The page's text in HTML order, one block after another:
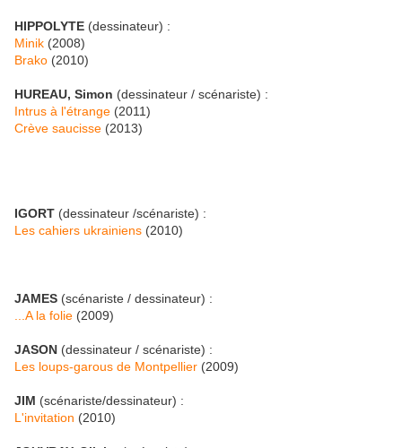
HIPPOLYTE (dessinateur) :
Minik (2008)
Brako (2010)
HUREAU, Simon (dessinateur / scénariste) :
Intrus à l'étrange (2011)
Crève saucisse (2013)
IGORT (dessinateur /scénariste) :
Les cahiers ukrainiens (2010)
JAMES (scénariste / dessinateur) :
...A la folie (2009)
JASON (dessinateur / scénariste) :
Les loups-garous de Montpellier (2009)
JIM (scénariste/dessinateur) :
L'invitation (2010)